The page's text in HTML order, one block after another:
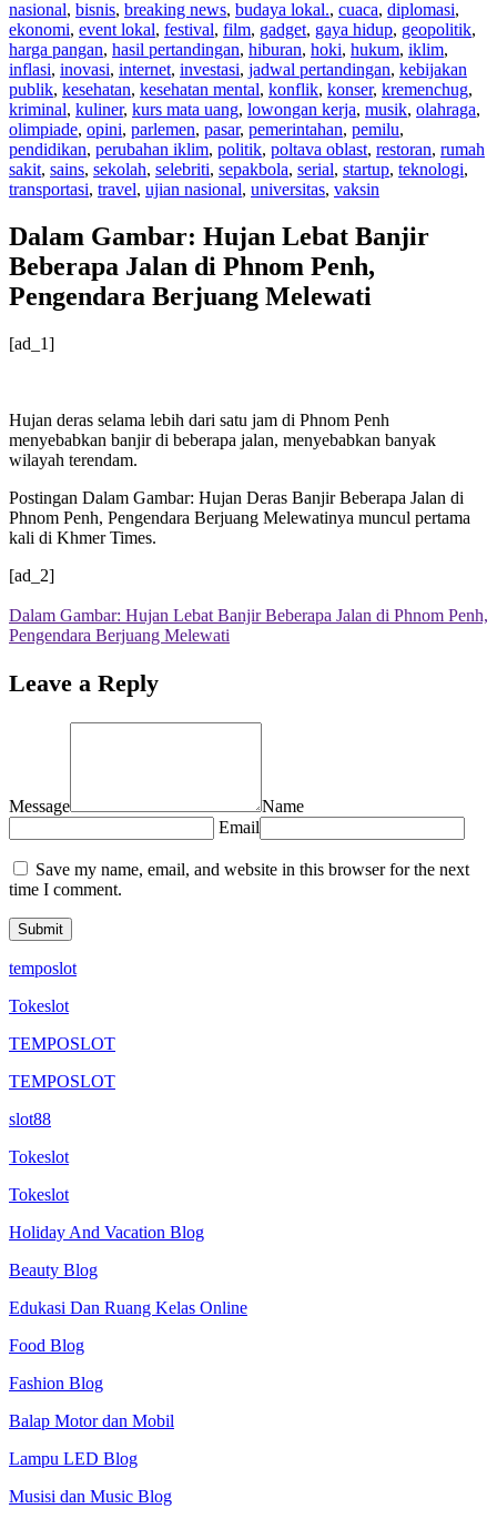
nasional, bisnis, breaking news, budaya lokal., cuaca, diplomasi,
ekonomi, event lokal, festival, film, gadget, gaya hidup, geopolitik,
harga pangan, hasil pertandingan, hiburan, hoki, hukum, iklim,
inflasi, inovasi, internet, investasi, jadwal pertandingan, kebijakan
publik, kesehatan, kesehatan mental, konflik, konser, kremenchug,
kriminal, kuliner, kurs mata uang, lowongan kerja, musik, olahraga,
olimpiade, opini, parlemen, pasar, pemerintahan, pemilu,
pendidikan, perubahan iklim, politik, poltava oblast, restoran, rumah
sakit, sains, sekolah, selebriti, sepakbola, serial, startup, teknologi,
transportasi, travel, ujian nasional, universitas, vaksin
Dalam Gambar: Hujan Lebat Banjir
Beberapa Jalan di Phnom Penh,
Pengendara Berjuang Melewati
[ad_1]
Hujan deras selama lebih dari satu jam di Phnom Penh
menyebabkan banjir di beberapa jalan, menyebabkan banyak
wilayah terendam.
Postingan Dalam Gambar: Hujan Deras Banjir Beberapa Jalan di
Phnom Penh, Pengendara Berjuang Melewatinya muncul pertama
kali di Khmer Times.
[ad_2]
Dalam Gambar: Hujan Lebat Banjir Beberapa Jalan di Phnom Penh,
Pengendara Berjuang Melewati
Leave a Reply
Message
Name
Email
Save my name, email, and website in this browser for the next
time I comment.
temposlot
Tokeslot
TEMPOSLOT
TEMPOSLOT
slot88
Tokeslot
Tokeslot
Holiday And Vacation Blog
Beauty Blog
Edukasi Dan Ruang Kelas Online
Food Blog
Fashion Blog
Balap Motor dan Mobil
Lampu LED Blog
Musisi dan Music Blog